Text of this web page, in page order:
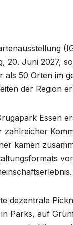
20. Juni 2027,
als 50 Orten im
der Region
Essen
kamen
dezentrale
Parks, auf